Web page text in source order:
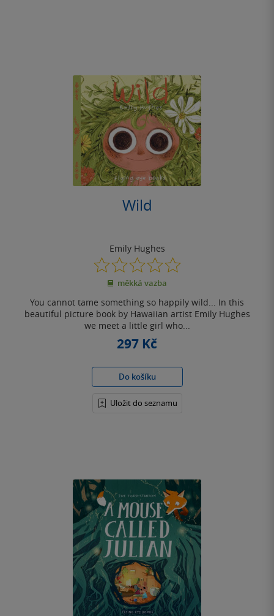
Wild
Emily Hughes
0.0
z
5
měkká vazba
You cannot tame something so happily wild... In this
beautiful picture book by Hawaiian artist Emily Hughes
we meet a little girl who...
297 Kč
Do košíku
Uložit do seznamu